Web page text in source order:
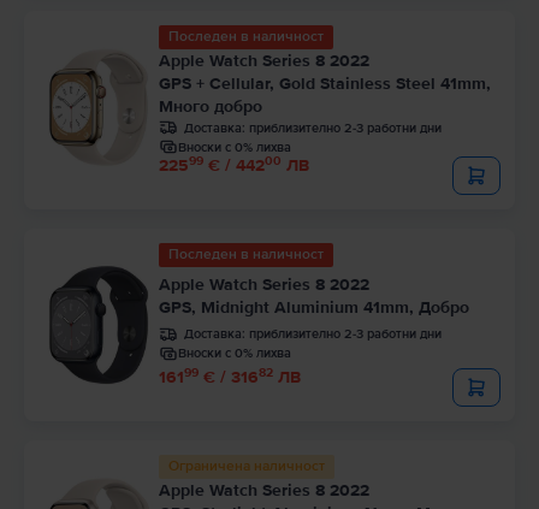
Последен в наличност
Apple Watch Series 8 2022
GPS + Cellular, Gold Stainless Steel 41mm,
Много добро
Доставка: приблизително 2-3 работни дни
Вноски с 0% лихва
22599 € / 44200 ЛВ
Последен в наличност
Apple Watch Series 8 2022
GPS, Midnight Aluminium 41mm, Добро
Доставка: приблизително 2-3 работни дни
Вноски с 0% лихва
16199 € / 31682 ЛВ
Ограничена наличност
Apple Watch Series 8 2022